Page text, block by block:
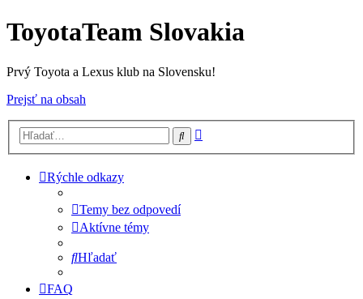
ToyotaTeam Slovakia
Prvý Toyota a Lexus klub na Slovensku!
Prejsť na obsah
Hľadať
Rýchle odkazy
Temy bez odpovedí
Aktívne témy
Hľadať
FAQ